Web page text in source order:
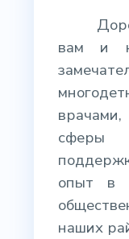
вам и
сферы
опыт в
наших